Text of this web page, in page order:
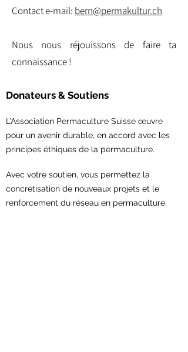
Contact e-mail: bern@permakultur.ch
Nous nous réjouissons de faire ta
connaissance !
Donateurs & Soutiens
L’Association Permaculture Suisse œuvre
pour un avenir durable, en accord avec les
principes éthiques de la permaculture.
Avec votre soutien, vous permettez la
concrétisation de nouveaux projets et le
renforcement du réseau en permaculture.